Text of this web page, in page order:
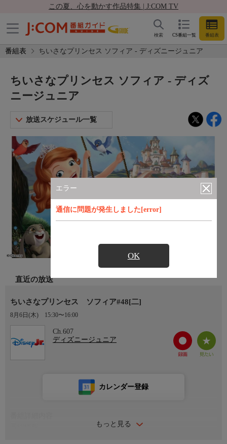
この夏、心を動かす作品特集 | J:COM TV
CS番組一覧 番組表
検索
番組表 ちいさなプリンセス ソフィア - ディズニージュニア
エラー
通信に問題が発生しました[error]
OK
ちいさなプリンセス ソフィア - ディズ
ニージュニア
放送スケジュール一覧
直近の放送
ちいさなプリンセス ソフィア#48[二]
8月6日(木) 15:30〜16:00
Ch.607
ディズニージュニア
もっと見る
カレンダー登録